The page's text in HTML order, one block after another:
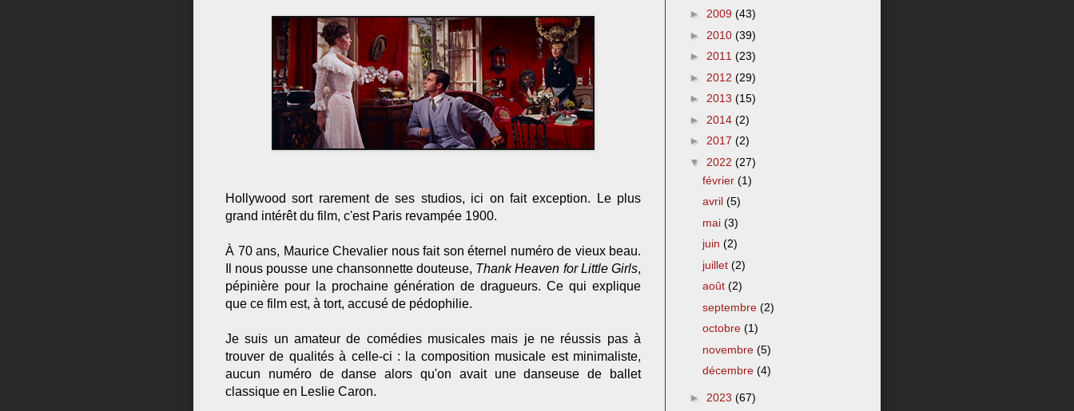
Hollywood sort rarement de ses studios, ici on fait exception. Le plus
grand intérêt du film, c'est Paris revampée 1900.
À 70 ans, Maurice Chevalier nous fait son éternel numéro de vieux beau.
Il nous pousse une chansonnette douteuse, Thank Heaven for Little Girls,
pépinière pour la prochaine génération de dragueurs. Ce qui explique
que ce film est, à tort, accusé de pédophilie.
Je suis un amateur de comédies musicales mais je ne réussis pas à
trouver de qualités à celle-ci : la composition musicale est minimaliste,
aucun numéro de danse alors qu'on avait une danseuse de ballet
classique en Leslie Caron.
► 2009 (43)
► 2010 (39)
► 2011 (23)
► 2012 (29)
► 2013 (15)
► 2014 (2)
► 2017 (2)
▼ 2022 (27)
février (1)
avril (5)
mai (3)
juin (2)
juillet (2)
août (2)
septembre (2)
octobre (1)
novembre (5)
décembre (4)
► 2023 (67)